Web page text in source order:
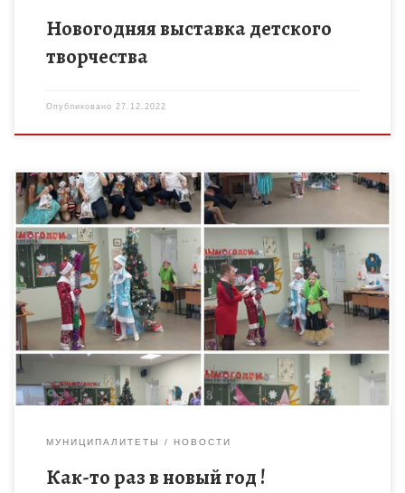
Новогодняя выставка детского
творчества
Опубликовано 27.12.2022
Еще ни один Новый год не обходился без сказочных
приключений. Вот и в театральном объединении «Волшебный
мир театра», созданном по новым местам проекта «Успех
каждого […]
МУНИЦИПАЛИТЕТЫ НОВОСТИ
Как-то раз в новый год !